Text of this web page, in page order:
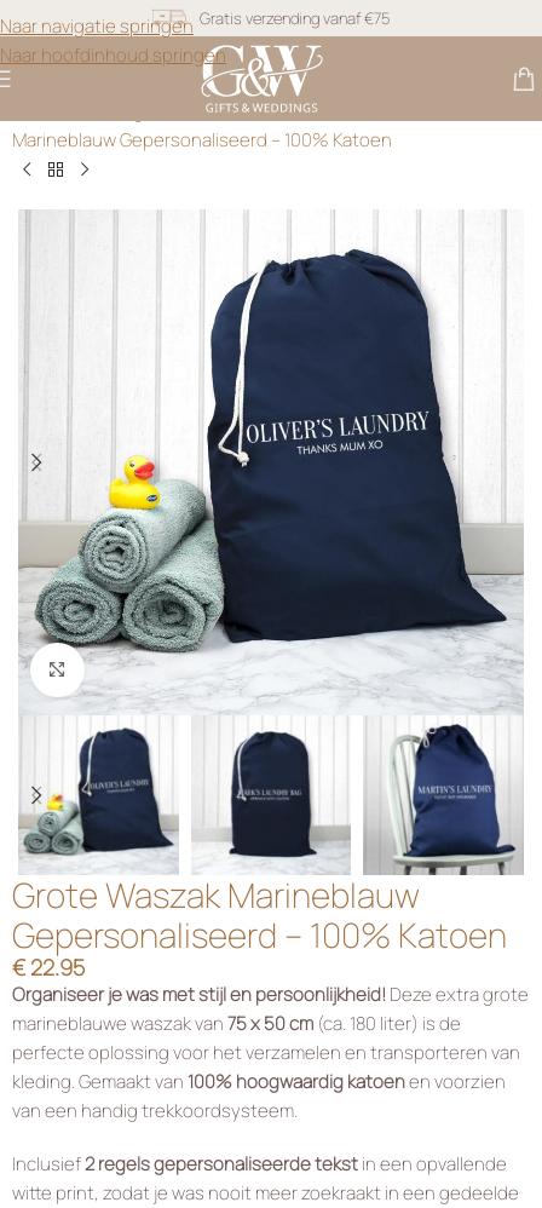
Naar navigatie springen
Naar hoofdinhoud springen
Snel geleverd
Gratis personalisatie
Cadeau Voor Hem
Marineblauw Gepersonaliseerd – 100% Katoen
Klik om te vergroten
Grote Waszak Marineblauw
Gepersonaliseerd – 100% Katoen
€22.95
Organiseer je was met stijl en persoonlijkheid! Deze extra grote
marineblauwe waszak van75 x 50 cm (ca. 180 liter) is de
perfecte oplossing voor het verzamelen en transporteren van
kleding. Gemaakt van 100% hoogwaardig katoenen voorzien
van een handig trekkoordsysteem.
Inclusief2 regels gepersonaliseerde tekstin een opvallende
witte print, zodat je was nooit meer zoekraakt in een gedeelde